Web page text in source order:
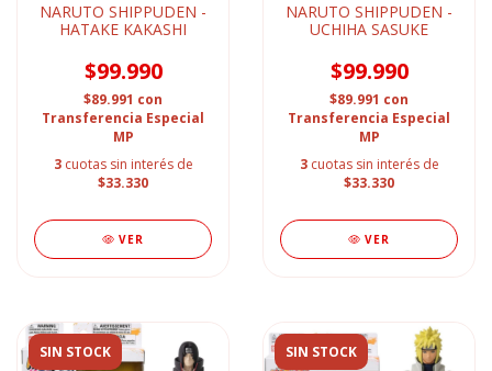
NARUTO SHIPPUDEN -
HATAKE KAKASHI
$99.990
$89.991 con
Transferencia Especial
MP
3 cuotas sin interés de
$33.330
VER
NARUTO SHIPPUDEN -
UCHIHA SASUKE
$99.990
$89.991 con
Transferencia Especial
MP
3 cuotas sin interés de
$33.330
VER
SIN STOCK SIN STOCK